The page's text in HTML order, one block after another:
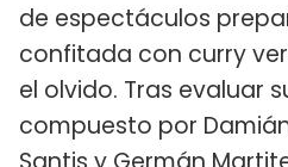
de espectáculos
confitada con curry
el olvido. Tras evaluar
compuesto por